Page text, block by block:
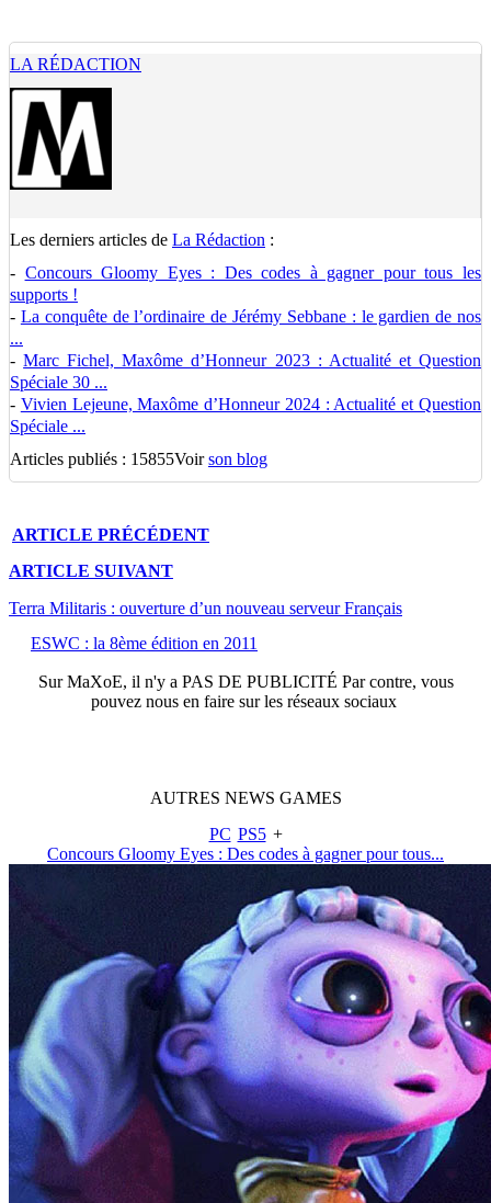
LA RÉDACTION
Les derniers articles de La Rédaction :
- Concours Gloomy Eyes : Des codes à gagner pour tous les
supports !
- La conquête de l’ordinaire de Jérémy Sebbane : le gardien de nos
...
-Marc Fichel, Maxôme d’Honneur 2023 : Actualité et Question
Spéciale 30 ...
- Vivien Lejeune, Maxôme d’Honneur 2024 : Actualité et Question
Spéciale ...
Articles publiés : 15855Voirson blog
ARTICLE PRÉCÉDENT
ARTICLE SUIVANT
Terra Militaris : ouverture d’un nouveau serveur Français
ESWC : la 8ème édition en 2011
SurMaXoE, il n'y a PAS DE PUBLICITÉ Par contre, vous
pouvez nous en faire sur les réseaux sociaux
AUTRES NEWS GAMES
PC PS5 +
Concours Gloomy Eyes : Des codes à gagner pour tous...